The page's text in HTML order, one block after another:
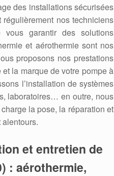
des installations sécurisées
nos techniciens
garantir des solutions
et aérothermie sont nos
proposons nos prestations
la marque de votre pompe à
l’installation de systèmes
laboratoires… en outre, nous
la pose, la réparation et
et entretien de
: aérothermie,